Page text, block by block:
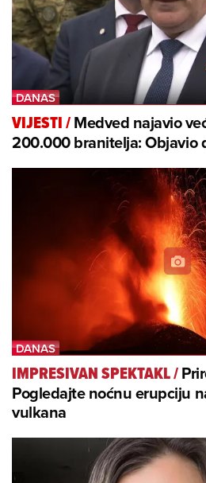
VIJESTI/Medved najavio
200.000 branitelja: Objavio
IMPRESIVAN SPEKTAKL/
Pogledajte noćnu erupciju
vulkana